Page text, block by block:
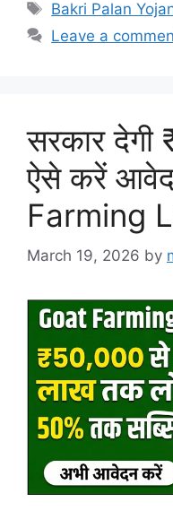
Tags
Bakri Palan
Leave a
सरकार देगी
ऐसे करें
Farming
March 19, 2026 by